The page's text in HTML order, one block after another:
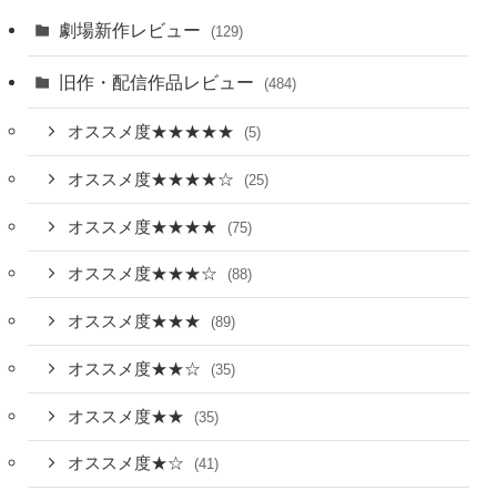
劇場新作レビュー (129)
旧作・配信作品レビュー (484)
オススメ度★★★★★ (5)
オススメ度★★★★☆ (25)
オススメ度★★★★ (75)
オススメ度★★★☆ (88)
オススメ度★★★ (89)
オススメ度★★☆ (35)
オススメ度★★ (35)
オススメ度★☆ (41)